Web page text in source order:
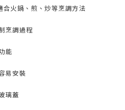
火鍋、煎、炒等烹調方法
烹調過程
能
易安裝
璃蓋